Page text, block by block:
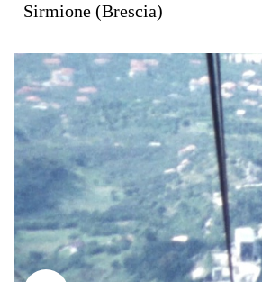
Sirmione (Brescia)